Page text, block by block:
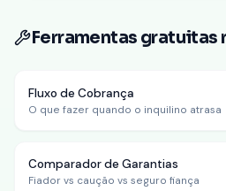
Ferramentas gratuitas
Fluxo de Cobrança
O que fazer quando o inquilino atrasa
Comparador de Garantias
Fiador vs caução vs seguro fiança